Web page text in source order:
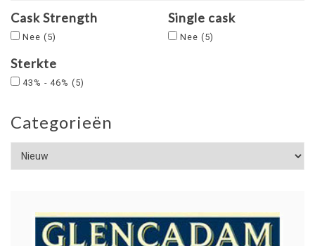
Cask Strength
Nee (5)
Single cask
Nee (5)
Sterkte
43% - 46% (5)
Categorieën